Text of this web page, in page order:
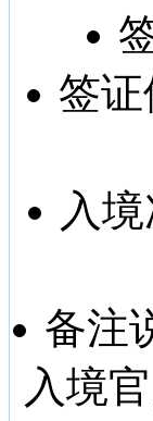
签
入
备注
入境